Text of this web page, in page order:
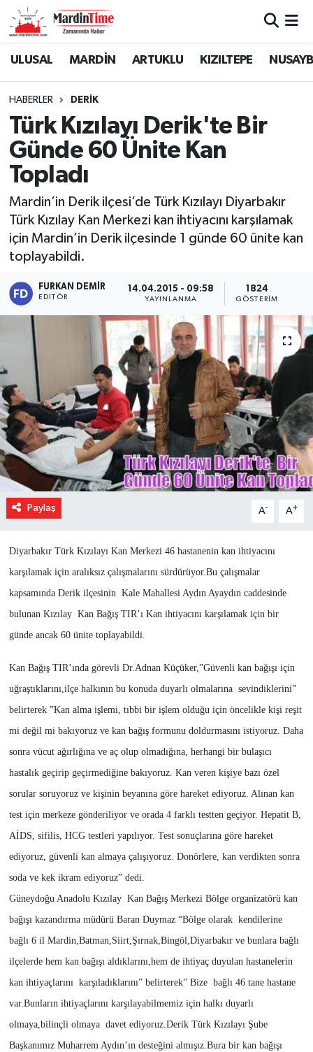
ULUSAL MARDİN ARTUKLU KIZILTEPE
HABERLER DERİK
Türk Kızılayı Derik'te Bir
Günde 60 Ünite Kan
Topladı
Mardin’in Derik ilçesi’de Türk Kızılayı Diyarbakır
Türk Kızılay Kan Merkezi kan ihtiyacını karşılamak
için Mardin’in Derik ilçesinde 1 günde 60 ünite kan
toplayabildi.
FURKAN DEMIR
EDITÖR
14.04.2015 - 09:58
YAYINLANMA
1824
GÖSTERIM
Paylaş A- A+
Diyarbakır Türk Kızılayı Kan Merkezi 46 hastanenin kan ihtiyacını
karşılamak için aralıksız çalışmalarını sürdürüyor.Bu çalışmalar
kapsamında Derik ilçesinin Kale Mahallesi Aydın Ayaydın caddesinde
bulunan Kızılay Kan Bağış TIR’ı Kan ihtiyacını karşılamak için bir
günde ancak 60 ünite toplayabildi.
Kan Bağış TIR’ında görevli Dr.Adnan Küçüker,”Güvenli kan bağışı için
uğraştıklarını,ilçe halkının bu konuda duyarlı olmalarına sevindiklerini”
belirterek ”Kan alma işlemi, tıbbi bir işlem olduğu için öncelikle kişi reşit
mi değil mi bakıyoruz ve kan bağış formunu doldurmasını istiyoruz. Daha
sonra vücut ağırlığına ve aç olup olmadığına, herhangi bir bulaşıcı
hastalık geçirip geçirmediğine bakıyoruz. Kan veren kişiye bazı özel
sorular soruyoruz ve kişinin beyanına göre hareket ediyoruz. Alınan kan
test için merkeze gönderiliyor ve orada 4 farklı testten geçiyor. Hepatit B,
AİDS, sifilis, HCG testleri yapılıyor. Test sonuçlarına göre hareket
ediyoruz, güvenli kan almaya çalışıyoruz. Donörlere, kan verdikten sonra
soda ve kek ikram ediyoruz” dedi.
Güneydoğu Anadolu Kızılay Kan Bağış Merkezi Bölge organizatörü kan
bağışı kazandırma müdürü Baran Duymaz “Bölge olarak kendilerine
bağlı 6 il Mardin,Batman,Siirt,Şırnak,Bingöl,Diyarbakır ve bunlara bağlı
ilçelerde hem kan bağışı aldıklarını,hem de ihtiyaç duyulan hastanelerin
kan ihtiyaçlarını karşıladıklarını” belirterek” Bize bağlı 46 tane hastane
var.Bunların ihtiyaçlarını karşılayabilmemiz için halkı duyarlı
olmaya,bilinçli olmaya davet ediyoruz.Derik Türk Kızılayı Şube
Başkanımız Muharrem Aydın’ın desteğini almışız.Bura bir kan bağışı
Mardin Nöbetçi Eczaneler
Mardin Namaz Vakitleri
Mardin Trafik Yoğunluk Haritası
Süper Lig Puan Durumu ve Fikstür
Tüm Manşetler
Son Dakika Haberleri
Haber Arşivi